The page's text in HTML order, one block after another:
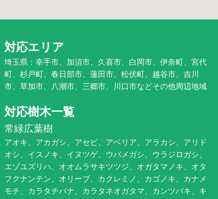
対応エリア
埼玉県：幸手市、加須市、久喜市、白岡市、伊奈町、宮代
町、杉戸町、春日部市、蓮田市、松伏町、越谷市、吉川
市、草加市、八潮市、三郷市、川口市などその他周辺地域
対応樹木一覧
常緑広葉樹
アオキ、アカガシ、アセビ、アベリア、アラカシ、アリド
オシ、イスノキ、イヌツゲ、ウバメガシ、ウラジロガシ、
エゾユズリハ、オオムラサキツツジ、オガタマノキ、オタ
フクナンテン、オリーブ、カクレミノ、カゴノキ、カナメ
モチ、カラタチバナ、カラタネオガタマ、カンツバキ、キ